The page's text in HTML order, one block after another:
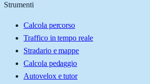
Strumenti
Calcola percorso
Traffico in tempo reale
Stradario e mappe
Calcola pedaggio
Autovelox e tutor